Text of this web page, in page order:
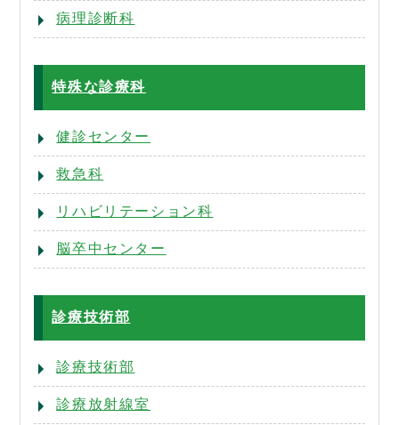
病理診断科
特殊な診療科
健診センター
救急科
リハビリテーション科
脳卒中センター
診療技術部
診療技術部
診療放射線室